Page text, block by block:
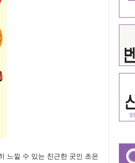
느낄 수 있는 친근한 곳인 초은